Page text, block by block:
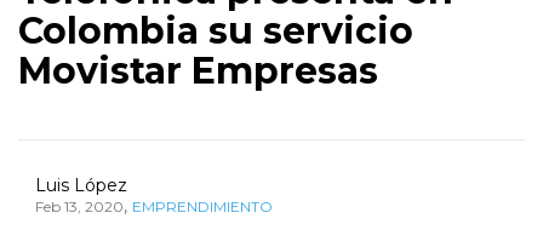
Colombia su servicio
Movistar Empresas
Luis López
Feb 13, 2020, EMPRENDIMIENTO